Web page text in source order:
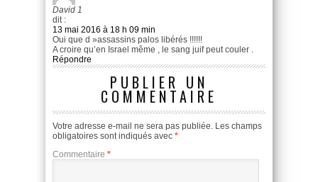
David 1
dit :
13 mai 2016 à 18 h 09 min
Oui que d »assassins palos libérés !!!!!!
A croire qu’en Israel même , le sang juif peut couler .
Répondre
PUBLIER UN
COMMENTAIRE
Votre adresse e-mail ne sera pas publiée. Les champs
obligatoires sont indiqués avec *
Commentaire *